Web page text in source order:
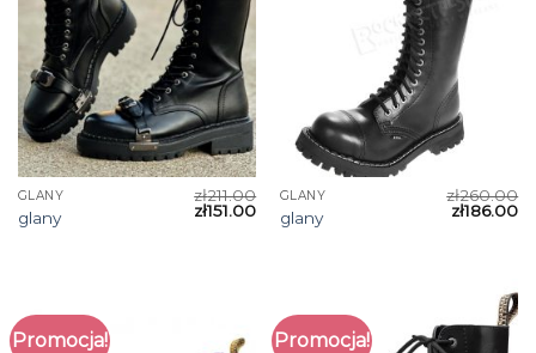
GLANY
glany
zł211.00
zł151.00
GLANY
glany
zł260.00
zł186.00
Promocja! Promocja!